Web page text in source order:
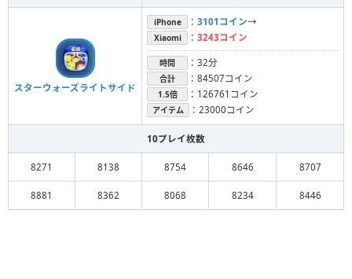
スターウォーズライトサイド
iPhone ： 3101コイン→
Xiaomi ： 3243コイン
時間 ：32分
合計 ：84507コイン
1.5倍 ：126761コイン
アイテム ：23000コイン
10プレイ枚数
8271 8138 8754 8646 8707
8881 8362 8068 8234 8446